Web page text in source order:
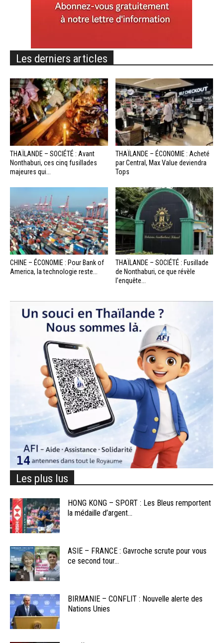
Les derniers articles
THAÏLANDE – SOCIÉTÉ : Avant
Nonthaburi, ces cinq fusillades
majeures qui...
THAÏLANDE – ÉCONOMIE : Acheté
par Central, Max Value deviendra
Tops
CHINE – ÉCONOMIE : Pour Bank of
America, la technologie reste...
THAÏLANDE – SOCIÉTÉ : Fusillade
de Nonthaburi, ce que révèle
l’enquête...
Les plus lus
HONG KONG – SPORT : Les Bleus remportent
la médaille d’argent...
ASIE – FRANCE : Gavroche scrute pour vous
ce second tour...
BIRMANIE – CONFLIT : Nouvelle alerte des
Nations Unies